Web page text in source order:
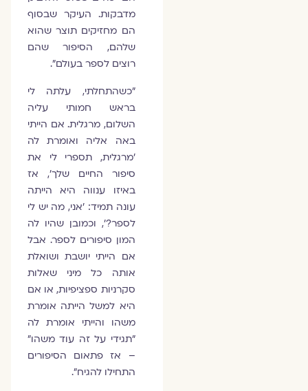
מדבקות. העיקר שבסוף
הם מחזיקים תוצר שהוא
שלהם, הסיפור שהם
רוצים לספר בעולם".
"כשהתחלתי, עלתה לי
בראש חמותי עליה
השלום, מרגלית. אם הייתי
באה אליה ואומרת לה
'מרגלית, תספרי לי את
סיפור החיים שלך', אז
באיזו ענווה היא הייתה
עונה תמיד: 'אני, מה יש לי
לספר?', וכמובן שהיו לה
המון סיפורים לספר. אבל
אם הייתי יושבת ושואלת
אותה כל מיני שאלות
סקרניות ספציפיות, או אם
היא למשל הייתה אומרת
משהו והייתי אומרת לה
"תגידי על זה עוד משהו"
– אז פתאום הסיפורים
התחילו להגיח".